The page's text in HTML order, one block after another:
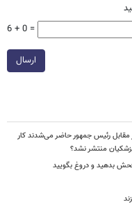
6 + 0 =
ارسال
مقابل رئیس جمهور حاضر می‌شدند کار
منتشر نشد؟
بدهید و دروغ بگویید